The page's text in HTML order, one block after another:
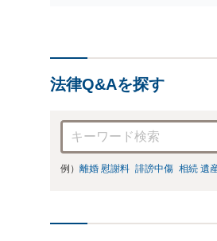
法律Q&Aを探す
例） 離婚 慰謝料 誹謗中傷 相続 遺